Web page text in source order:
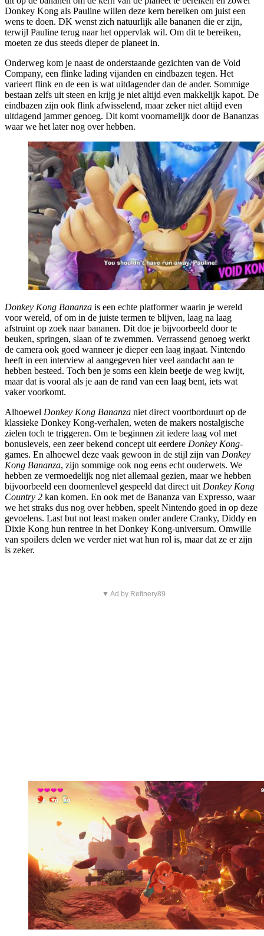
Donkey Kong als Pauline willen deze kern bereiken om juist een
wens te doen. DK wenst zich natuurlijk alle bananen die er zijn,
terwijl Pauline terug naar het oppervlak wil. Om dit te bereiken,
moeten ze dus steeds dieper de planeet in.
Onderweg kom je naast de onderstaande gezichten van de Void
Company, een flinke lading vijanden en eindbazen tegen. Het
varieert flink en de een is wat uitdagender dan de ander. Sommige
bestaan zelfs uit steen en krijg je niet altijd even makkelijk kapot. De
eindbazen zijn ook flink afwisselend, maar zeker niet altijd even
uitdagend jammer genoeg. Dit komt voornamelijk door de Bananzas
waar we het later nog over hebben.
Donkey Kong Bananza is een echte platformer waarin je wereld
voor wereld, of om in de juiste termen te blijven, laag na laag
afstruint op zoek naar bananen. Dit doe je bijvoorbeeld door te
beuken, springen, slaan of te zwemmen. Verrassend genoeg werkt
de camera ook goed wanneer je dieper een laag ingaat. Nintendo
heeft in een interview al aangegeven hier veel aandacht aan te
hebben besteed. Toch ben je soms een klein beetje de weg kwijt,
maar dat is vooral als je aan de rand van een laag bent, iets wat
vaker voorkomt.
Alhoewel Donkey Kong Bananza niet direct voortborduurt op de
klassieke Donkey Kong-verhalen, weten de makers nostalgische
zielen toch te triggeren. Om te beginnen zit iedere laag vol met
bonuslevels, een zeer bekend concept uit eerdere Donkey Kong-
games. En alhoewel deze vaak gewoon in de stijl zijn van Donkey
Kong Bananza, zijn sommige ook nog eens echt ouderwets. We
hebben ze vermoedelijk nog niet allemaal gezien, maar we hebben
bijvoorbeeld een doornenlevel gespeeld dat direct uit Donkey Kong
Country 2 kan komen. En ook met de Bananza van Expresso, waar
we het straks dus nog over hebben, speelt Nintendo goed in op deze
gevoelens. Last but not least maken onder andere Cranky, Diddy en
Dixie Kong hun rentree in het Donkey Kong-universum. Omwille
van spoilers delen we verder niet wat hun rol is, maar dat ze er zijn
is zeker.
▼ Ad by Refinery89